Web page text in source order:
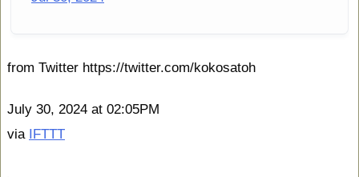
from Twitter https://twitter.com/kokosatoh
July 30, 2024 at 02:05PM
via
IFTTT